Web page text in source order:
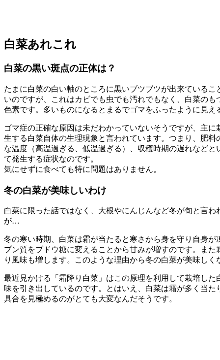
白菜あれこれ
白菜の黒い斑点の正体は？
たまに白菜の白い軸のところに黒いブツブツが出来ている
いのですが、これはカビでも虫でも汚れでもなく、白菜の
色素です。多いものになるとまるでゴマをふったように見
ゴマ症の正確な原因は未だわかっていないそうですが、主
生する白菜自体の生理現象と言われています。つまり、肥
な温度（高温過ぎる、低温過ぎる）、収穫時期の遅れなど
て発生する症状なのです。
気にせずに食べても特に問題はありません。
冬の白菜が美味しいわけ
白菜に限った話ではなく、大根やにんじんなど冬が旬と言
が…
冬の寒い時期、白菜は霜が当たると寒さから身を守り自身
プン質をブドウ糖に変えることから甘みが増すのです。ま
り風味も増します。このような理由から冬の白菜が美味しく
最近見かける「霜降り白菜」はこの原理を利用して栽培し
味を引き出しているのです。とはいえ、白菜は霜が多く当
具合を見極めるのがとても大変なんだそうです。